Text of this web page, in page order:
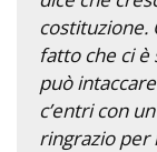
costituzione.
fatto che ci
può
c’entri con
ringrazio per